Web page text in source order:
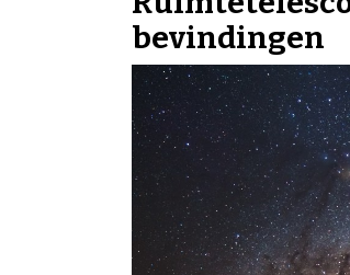
bevindingen